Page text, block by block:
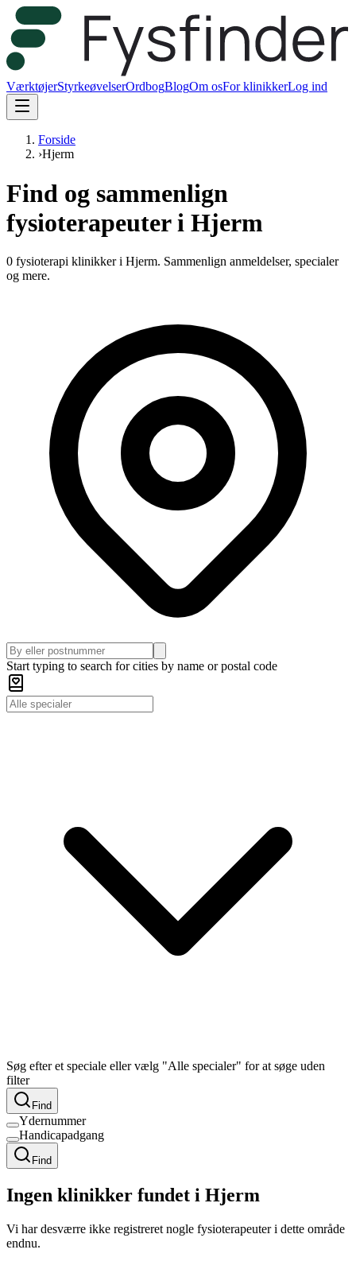
VærktøjerStyrkeøvelserOrdbogBlogOm osFor klinikkerLog ind
Forside
›Hjerm
Find og sammenlign
fysioterapeuter i Hjerm
0 fysioterapi klinikker i Hjerm. Sammenlign anmeldelser, specialer
og mere.
Start typing to search for cities by name or postal code
Søg efter et speciale eller vælg "Alle specialer" for at søge uden
filter
Find
Ydernummer
Handicapadgang
Find
Ingen klinikker fundet i Hjerm
Vi har desværre ikke registreret nogle fysioterapeuter i dette område
endnu.